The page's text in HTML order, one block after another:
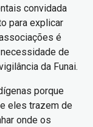
convidada
para explicar
é
de
da Funai.
porque
eles trazem de
onde os